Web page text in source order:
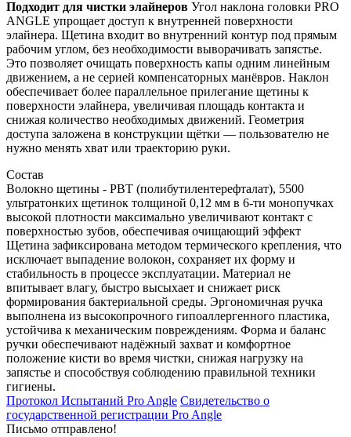
Подходит для чистки элайнеров Угол наклона головки PRO
ANGLE упрощает доступ к внутренней поверхности
элайнера. Щетина входит во внутренний контур под прямым
рабочим углом, без необходимости выворачивать запястье.
Это позволяет очищать поверхность капы одним линейным
движением, а не серией компенсаторных манёвров. Наклон
обеспечивает более параллельное прилегание щетины к
поверхности элайнера, увеличивая площадь контакта и
снижая количество необходимых движений. Геометрия
доступа заложена в конструкции щётки — пользователю не
нужно менять хват или траекторию руки.
Состав
Волокно щетины - PBT (полибутилентерефталат), 5500
ультратонких щетинок толщиной 0,12 мм в 6-ти монопучках
высокой плотности максимально увеличивают контакт с
поверхностью зубов, обеспечивая очищающий эффект
Щетина зафиксирована методом термического крепления, что
исключает выпадение волокон, сохраняет их форму и
стабильность в процессе эксплуатации. Материал не
впитывает влагу, быстро высыхает и снижает риск
формирования бактериальной среды. Эргономичная ручка
выполнена из высокопрочного гипоаллергенного пластика,
устойчива к механическим повреждениям. Форма и баланс
ручки обеспечивают надёжный захват и комфортное
положение кисти во время чистки, снижая нагрузку на
запястье и способствуя соблюдению правильной техники
гигиены.
Протокол Испытаний Pro Angle Свидетельство о
государственной регистрации Pro Angle
Письмо отправлено!